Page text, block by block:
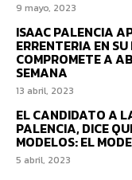
9 mayo, 2023
ISAAC PALENCIA
ERRENTERIA EN
COMPROMETE A
SEMANA
13 abril, 2023
EL CANDIDATO A
PALENCIA, DICE
MODELOS: EL
5 abril, 2023